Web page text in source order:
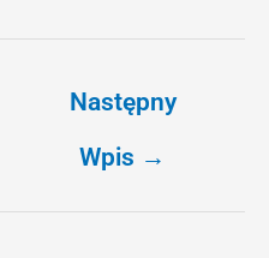
Następny
Wpis →